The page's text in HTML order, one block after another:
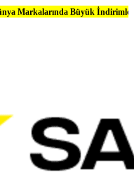
Büyük İndirimler